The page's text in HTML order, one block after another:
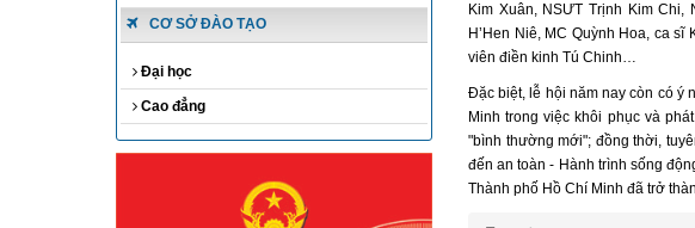
CƠ SỞ ĐÀO TẠO
Đại học
Cao đẳng
Kim Xuân, NSƯT Trịnh Kim
H’Hen Niê, MC Quỳnh Hoa, ca
viên điền kinh Tú Chinh…
Đặc biệt, lễ hội năm nay còn có ý
Minh trong việc khôi phục và
"bình thường mới"; đồng thời,
đến an toàn - Hành trình sống
Thành phố Hồ Chí Minh đã trở